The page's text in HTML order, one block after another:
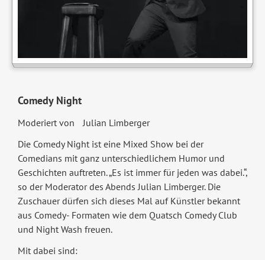
Comedy Night
Moderiert von Julian Limberger
Die Comedy Night ist eine Mixed Show bei der
Comedians mit ganz unterschiedlichem Humor und
Geschichten auftreten. „Es ist immer für jeden was dabei.“,
so der Moderator des Abends Julian Limberger. Die
Zuschauer dürfen sich dieses Mal auf Künstler bekannt
aus Comedy- Formaten wie dem Quatsch Comedy Club
und Night Wash freuen.
Mit dabei sind: